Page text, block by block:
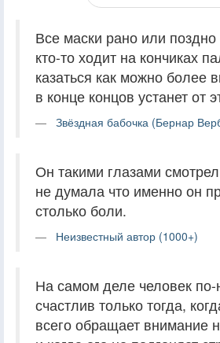
Все маски рано или
кто-то ходит на кончиках
казаться как можно более
в конце концов устанет от
Звёздная бабочка (Бернар
Он такими глазами
не думала что именно он
столько боли.
Неизвестный автор (1000+)
На самом деле человек
счастлив только тогда,
всего обращает внимание